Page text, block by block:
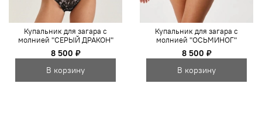
Купальник для загара с
молнией "СЕРЫЙ ДРАКОН"
8 500 ₽
В корзину
Купальник для загара с
молнией "ОСЬМИНОГ"
8 500 ₽
В корзину